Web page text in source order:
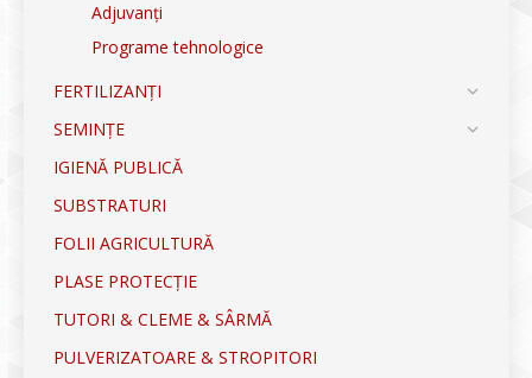
Adjuvanți
Programe tehnologice
FERTILIZANȚI
SEMINȚE
IGIENĂ PUBLICĂ
SUBSTRATURI
FOLII AGRICULTURĂ
PLASE PROTECȚIE
TUTORI & CLEME & SÂRMĂ
PULVERIZATOARE & STROPITORI